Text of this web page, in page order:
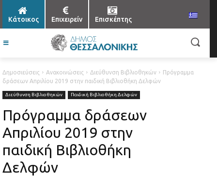
Κάτοικος Επιχειρείν Επισκέπτης
Δημοσιεύσεις Ανακοινώσεις Διεύθυνση Βιβλιοθηκών
Πρόγραμμα
δράσεων Απριλίου 2019 στην παιδική Βιβλιοθήκη Δελφών
Διεύθυνση Βιβλιοθηκών Παιδική Βιβλιοθήκη Δελφών
Πρόγραμμα δράσεων
Απριλίου 2019 στην
παιδική Βιβλιοθήκη
Δελφών